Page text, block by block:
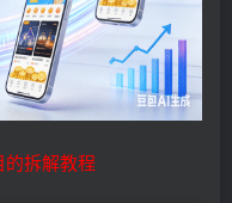
拆解教程